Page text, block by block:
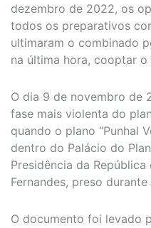
dezembro de 2022, os
todos os preparativos
ultimaram o combinado
na última hora, cooptar
O dia 9 de novembro de
fase mais violenta do
quando o plano “Punhal
dentro do Palácio do
Presidência da
Fernandes, preso
O documento foi levado